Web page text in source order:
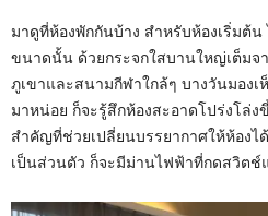
มาดูที่ห้องพักกันบ้าง สำหรับห้องเริ่มต้
ขนาดนั้น ด้วยกระจกใสบานใหญ่เต็มจ
ภูเขาและสนามกีฬาใกล้ๆ บางวันมอง
มาหน่อย ก็จะรู้สึกห้องสะอาดโปร่งโล่ง
สำคัญที่ช่วยเปลี่ยนบรรยากาศให้ห้องไ
เป็นส่วนตัว ก็จะมีม่านไฟฟ้าที่กดสวิตช์